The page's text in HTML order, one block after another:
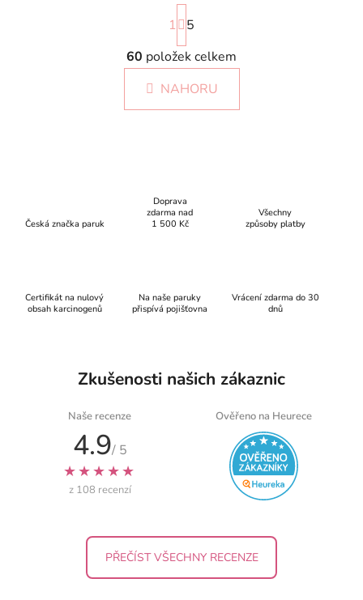
O
v
l
p
r
v
ý
s
u
S
t
r
á
n
k
1
5
60 položek celkem
NAHORU
Česká značka paruk
Doprava
zdarma nad
1 500 Kč
Všechny
způsoby platby
Certifikát na nulový
obsah karcinogenů
Na naše paruky
přispívá pojišťovna
Vrácení zdarma do 30
dnů
Zkušenosti našich zákaznic
Naše recenze
4.9/ 5
★★★★★
z 108 recenzí
Ověřeno na Heurece
PŘEČÍST VŠECHNY RECENZE